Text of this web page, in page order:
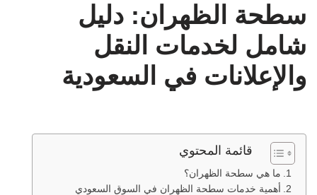
سطحة الظهران: دليل
شامل لخدمات النقل
والإعلانات في السعودية
قائمة المحتوي
ما هي سطحة الظهران؟
أهمية خدمات سطحة الظهران في السوق السعودي